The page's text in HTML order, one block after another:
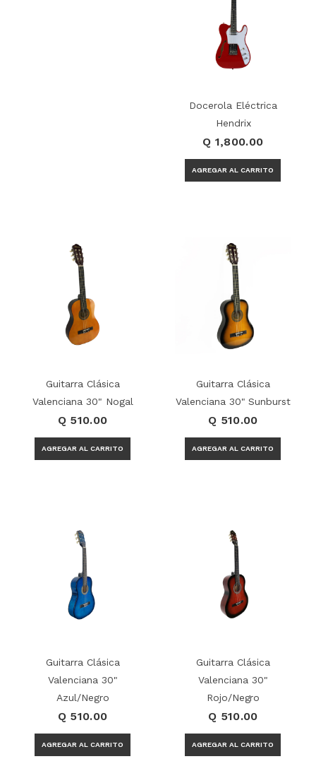
Docerola Eléctrica
Hendrix
Q 1,800.00
Guitarra Clásica
Valenciana 30" Nogal
Q 510.00
Guitarra Clásica
Valenciana 30" Sunburst
Q 510.00
Guitarra Clásica
Valenciana 30"
Azul/Negro
Q 510.00
Guitarra Clásica
Valenciana 30"
Rojo/Negro
Q 510.00